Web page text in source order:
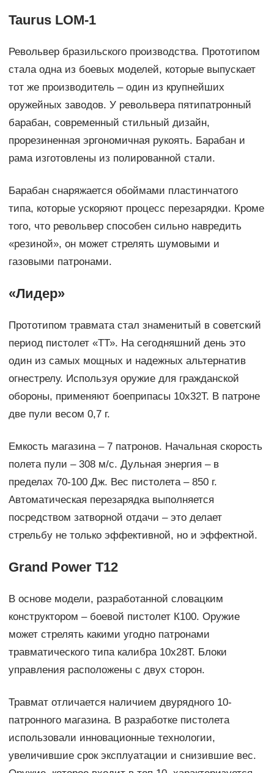
Taurus LOM-1
Револьвер бразильского производства. Прототипом
стала одна из боевых моделей, которые выпускает
тот же производитель – один из крупнейших
оружейных заводов. У револьвера пятипатронный
барабан, современный стильный дизайн,
прорезиненная эргономичная рукоять. Барабан и
рама изготовлены из полированной стали.
Барабан снаряжается обоймами пластинчатого
типа, которые ускоряют процесс перезарядки. Кроме
того, что револьвер способен сильно навредить
«резиной», он может стрелять шумовыми и
газовыми патронами.
«Лидер»
Прототипом травмата стал знаменитый в советский
период пистолет «ТТ». На сегодняшний день это
один из самых мощных и надежных альтернатив
огнестрелу. Используя оружие для гражданской
обороны, применяют боеприпасы 10х32Т. В патроне
две пули весом 0,7 г.
Емкость магазина – 7 патронов. Начальная скорость
полета пули – 308 м/с. Дульная энергия – в
пределах 70-100 Дж. Вес пистолета – 850 г.
Автоматическая перезарядка выполняется
посредством затворной отдачи – это делает
стрельбу не только эффективной, но и эффектной.
Grand Power T12
В основе модели, разработанной словацким
конструктором – боевой пистолет К100. Оружие
может стрелять какими угодно патронами
травматического типа калибра 10х28Т. Блоки
управления расположены с двух сторон.
Травмат отличается наличием двурядного 10-
патронного магазина. В разработке пистолета
использовали инновационные технологии,
увеличившие срок эксплуатации и снизившие вес.